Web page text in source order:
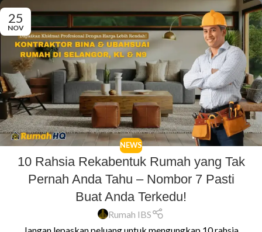
25
NOV
NEWS
10 Rahsia Rekabentuk Rumah yang Tak
Pernah Anda Tahu – Nombor 7 Pasti
Buat Anda Terkedu!
Rumah IBS